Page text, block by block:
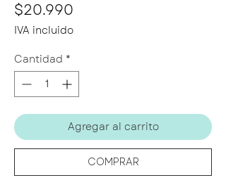
$20.990
IVA incluido
Cantidad *
Agregar al carrito
COMPRAR